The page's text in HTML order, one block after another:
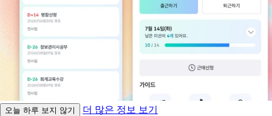
오늘 하루 보지 않기 더 많은 정보 보기